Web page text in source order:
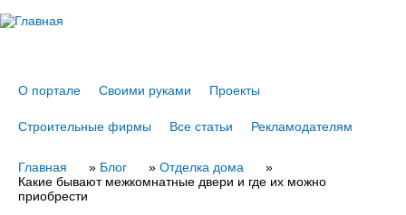
О портале Своими руками Проекты
Строительные фирмы Все статьи Рекламодателям
Вы
здесь
Главная » Блог » Отделка дома
»
Какие бывают межкомнатные двери и где их можно
приобрести